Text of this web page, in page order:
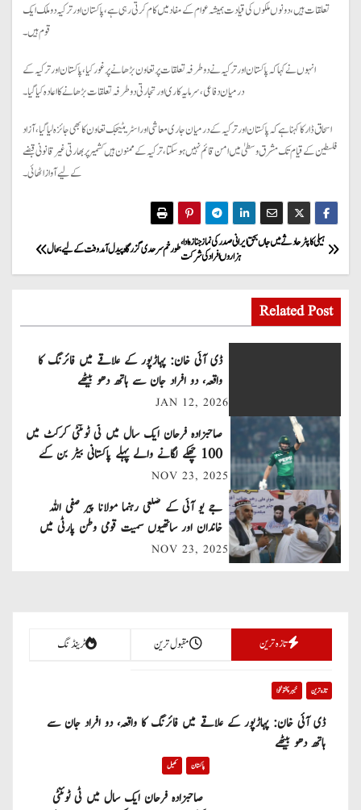
تعلقات ہیں، دونوں ملکوں کی قیادت ہمیشہ عوام کے مفاد میں کام کرتی رہی ہے، پاکستان اور ترکیہ دو ملک ایک
قوم ہیں۔
انہوں نے کہا کہ پاکستان اور ترکیہ نے دوطرفہ تعلقات پر تعاون بڑھانے پر غور کیا، پاکستان اور ترکیہ کے
درمیان دفاعی، سرمایہ کاری اور تجارتی دو طرفہ تعلقات بڑھانے کا اعادہ کیا گیا۔
اسحاق ڈار کا کہنا ہے کہ پاکستان اور ترکیہ کے درمیان جاری معاشی اور اسٹریٹیجک تعاون کا بھی جائزہ لیا گیا، آزاد
فلسطین کے قیام تک مشرق وسطیٰ میں امن قائم نہیں ہو سکتا، ترکیہ کے ممنون ہیں کشمیر پر بھارتی غیر قانونی قبضے
کے لیے آواز اٹھائی۔
P
o
s
t
a
v
i
g
a
o
n
طورخم سرحدی گزرگاہ پیدل آمدوفت کے لیے بحالہیلی کاپٹر حادثے میں جاں بحق ایرانی صدر کی نماز جنازہ ادا،
ہزاروں افراد کی شرکت
Related Post
ڈی آئی خان: پہاڑپور کے علاقے میں فائرنگ کا
واقعہ، دو افراد جان سے ہاتھ دھو بیٹھے
JAN 12, 2026
صاحبزادہ فرحان ایک سال میں ٹی ٹوئنٹی کرکٹ میں
100 چھکے لگانے والے پہلے پاکستانی بیٹر بن گئے
NOV 23, 2025
جے یو آئی کے ضلعی رہنما مولانا پیر صفی اللہ
خاندان اور ساتھیوں سمیت قومی وطن پارٹی میں
شامل
NOV 23, 2025
تازہ ترین مقبول ترین ٹرینڈنگ
تازہ ترین خیبر پختونخوا
ڈی آئی خان: پہاڑپور کے علاقے میں فائرنگ کا واقعہ، دو افراد جان سے
ہاتھ دھو بیٹھے
پاکستان کھیل
صاحبزادہ فرحان ایک سال میں ٹی ٹوئنٹی